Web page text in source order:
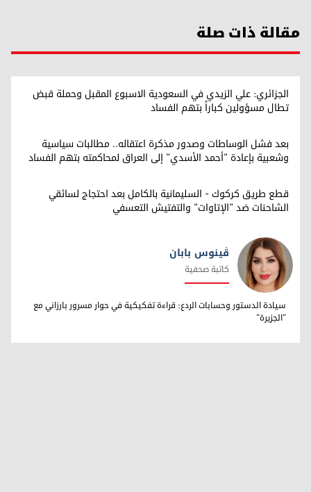
مقالة ذات صلة
الجزائري: علي الزيدي في السعودية الاسبوع المقبل وحملة قبض
تطال مسؤولين كباراً بتهم الفساد
بعد فشل الوساطات وصدور مذكرة اعتقاله.. مطالبات سياسية
وشعبية بإعادة "أحمد الأسدي" إلى العراق لمحاكمته بتهم الفساد
قطع طريق كركوك - السليمانية بالكامل بعد احتجاج لسائقي
الشاحنات ضد "الإتاوات" والتفتيش التعسفي
ڤینوس بابان
ڤینوس بابان
كاتبة صحفية
سيادة الدستور وحسابات الردع: قراءة تفكيكية في حوار مسرور بارزاني مع
"الجزيرة"